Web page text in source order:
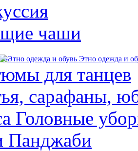
чаши
Этно одежда и
для танцев
сарафаны,
Головные
Панджаби